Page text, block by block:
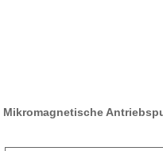
Mikromagnetische